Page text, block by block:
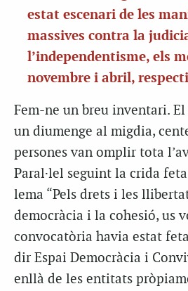
estat escenari de les
massives contra la
l’independentisme, els
novembre i abril,
Fem-ne un breu inventari. El
un diumenge al migdia,
persones van omplir tota
Paral·lel seguint la crida
lema “Pels drets i les
democràcia i la cohesió, us
convocatòria havia estat
dir Espai Democràcia i
enllà de les entitats